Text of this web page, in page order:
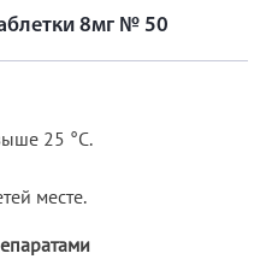
8мг № 50
25 °С.
месте.